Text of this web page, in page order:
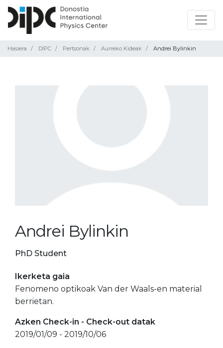
Hasiera DIPC Pertsonak Aurreko Kideak Andrei Bylinkin
Andrei Bylinkin
PhD Student
Ikerketa gaia
Fenomeno optikoak Van der Waals-en material
berrietan.
Azken Check-in - Check-out datak
2019/01/09 - 2019/10/06